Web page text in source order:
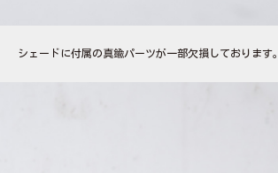
シェードに付属の真鍮パーツが一部欠損しております。